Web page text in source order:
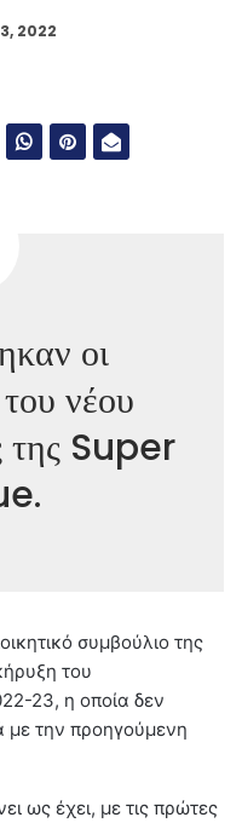
2022
οι
νέου
της Super
συμβούλιο της
του
23, η οποία δεν
με την προηγούμενη
ως έχει, με τις πρώτες